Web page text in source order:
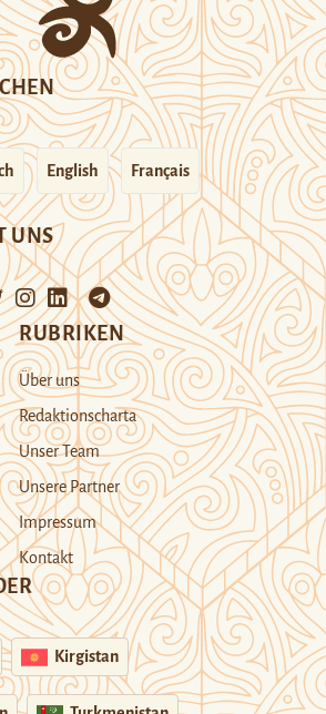
English Français
UNS
RUBRIKEN
Über uns
Redaktionscharta
Unser Team
Unsere Partner
Impressum
Kontakt
Kirgistan